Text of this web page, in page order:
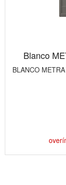
Blanco
BLANCO